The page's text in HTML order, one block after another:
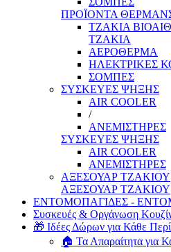
ΠΡΟΪΟΝΤΑ
ΤΖΑΚΙΑ
ΤΖΑΚΙΑ
ΑΕΡΟΘΕΡΜΑ
ΗΛΕΚΤΡΙΚΕΣ
ΣΟΜΠΕΣ
ΣΥΣΚΕΥΕΣ ΨΗΞΗΣ
AIR COOLER
/
ΑΝΕΜΙΣΤΗΡΕΣ
ΣΥΣΚΕΥΕΣ ΨΗΞΗΣ
AIR COOLER
ΑΝΕΜΙΣΤΗΡΕΣ
ΑΞΕΣΟΥΑΡ ΤΖΑΚΙΟΥ
ΑΞΕΣΟΥΑΡ ΤΖΑΚΙΟΥ
ΕΝΤΟΜΟΠΑΓΙΔΕΣ -
Συσκευές & Οργάνωση
🎁 Ιδέες Δώρων για Κάθε
🏠 Τα Απαραίτητα για